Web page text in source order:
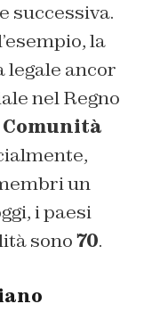
successiva.
la
legale ancor
nel Regno
Comunità
un
i paesi
sono70.